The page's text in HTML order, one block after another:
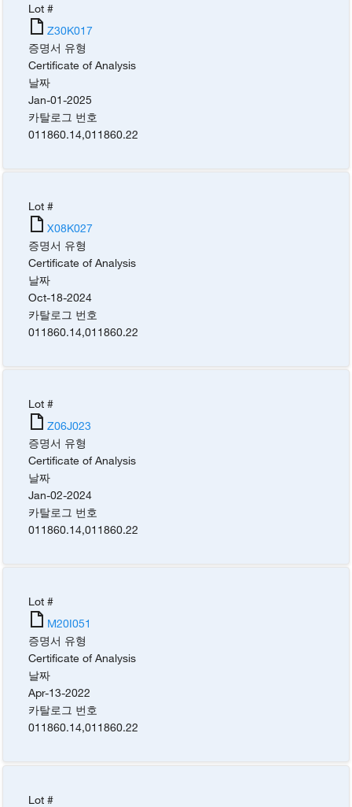
Lot #
Z30K017
증명서 유형
Certificate of Analysis
날짜
Jan-01-2025
카탈로그 번호
011860.14,011860.22
Lot #
X08K027
증명서 유형
Certificate of Analysis
날짜
Oct-18-2024
카탈로그 번호
011860.14,011860.22
Lot #
Z06J023
증명서 유형
Certificate of Analysis
날짜
Jan-02-2024
카탈로그 번호
011860.14,011860.22
Lot #
M20I051
증명서 유형
Certificate of Analysis
날짜
Apr-13-2022
카탈로그 번호
011860.14,011860.22
Lot #